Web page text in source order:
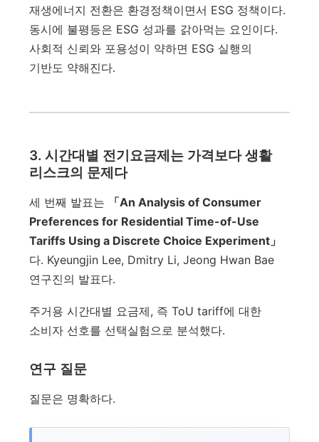
재생에너지 전환은 환경정책이면서 ESG 정책이다.
동시에 불평등은 ESG 성과를 갉아먹는 요인이다.
사회적 신뢰와 포용성이 약하면 ESG 실행의
기반도 약해진다.
3. 시간대별 전기요금제는 가격보다 생활
리스크의 문제다
세 번째 발표는
「An Analysis of Consumer
Preferences for Residential Time-of-Use
Tariffs Using a Discrete Choice Experiment」
다. Kyeungjin Lee, Dmitry Li, Jeong Hwan Bae
연구진의 발표다.
주거용 시간대별 요금제, 즉 ToU tariff에 대한
소비자 선호를 선택실험으로 분석했다.
연구 질문
질문은 명확하다.